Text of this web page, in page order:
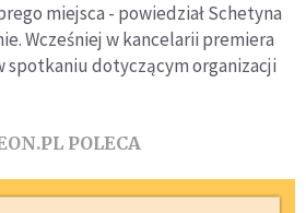
miejsca - powiedział Schetyna
Wcześniej w kancelarii premiera
spotkaniu dotyczącym organizacji
POLECA